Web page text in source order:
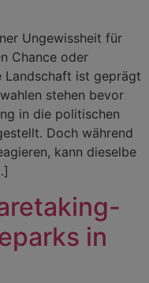
Ungewissheit für
Chance oder
Landschaft ist geprägt
stehen bevor
in die politischen
Doch während
kann dieselbe
in